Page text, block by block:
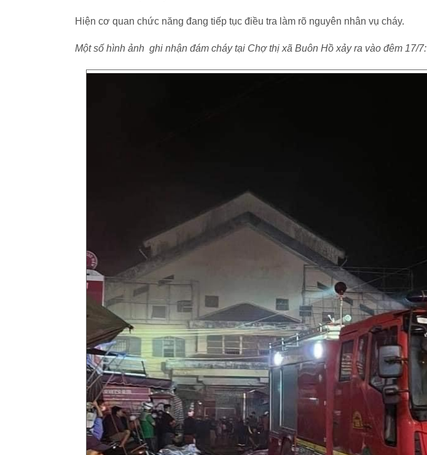
Hiện cơ quan chức năng đang tiếp tục điều tra làm rõ nguyên nhân vụ cháy.
Một số hình ảnh ghi nhận đám cháy tại Chợ thị xã Buôn Hồ xảy ra vào đêm 17/7: